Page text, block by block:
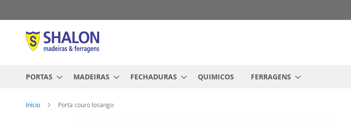
para
o
conteúdo
PORTAS MADEIRAS FECHADURAS QUIMICOS FERRAGENS
Início Porta couro losango